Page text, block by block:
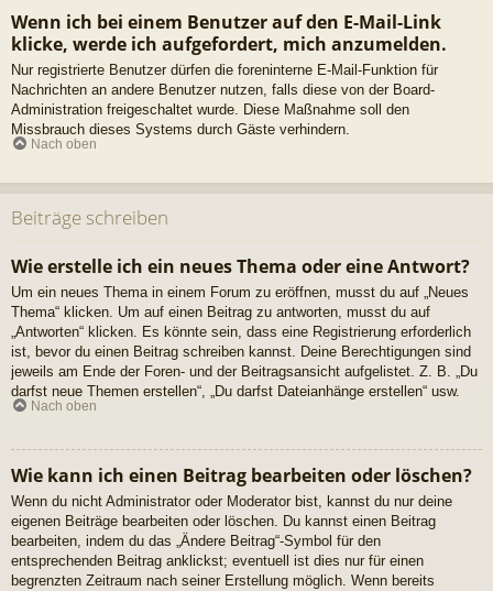
Wenn ich bei einem Benutzer auf den E-Mail-Link
klicke, werde ich aufgefordert, mich anzumelden.
Nur registrierte Benutzer dürfen die foreninterne E-Mail-Funktion für
Nachrichten an andere Benutzer nutzen, falls diese von der Board-
Administration freigeschaltet wurde. Diese Maßnahme soll den
Missbrauch dieses Systems durch Gäste verhindern.
Nach oben
Beiträge schreiben
Wie erstelle ich ein neues Thema oder eine Antwort?
Um ein neues Thema in einem Forum zu eröffnen, musst du auf „Neues
Thema“ klicken. Um auf einen Beitrag zu antworten, musst du auf
„Antworten“ klicken. Es könnte sein, dass eine Registrierung erforderlich
ist, bevor du einen Beitrag schreiben kannst. Deine Berechtigungen sind
jeweils am Ende der Foren- und der Beitragsansicht aufgelistet. Z. B. „Du
darfst neue Themen erstellen“, „Du darfst Dateianhänge erstellen“ usw.
Nach oben
Wie kann ich einen Beitrag bearbeiten oder löschen?
Wenn du nicht Administrator oder Moderator bist, kannst du nur deine
eigenen Beiträge bearbeiten oder löschen. Du kannst einen Beitrag
bearbeiten, indem du das „Ändere Beitrag“-Symbol für den
entsprechenden Beitrag anklickst; eventuell ist dies nur für einen
begrenzten Zeitraum nach seiner Erstellung möglich. Wenn bereits